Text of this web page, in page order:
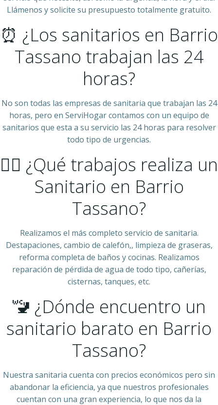
Llámenos y solicite su presupuesto totalmente gratuito.
⏰ ¿Los sanitarios en Barrio
Tassano trabajan las 24
horas?
No son todas las empresas de sanitaria que trabajan las 24
horas, pero en ServiHogar contamos con un equipo de
sanitarios que esta a su servicio las 24 horas para resolver
todo tipo de urgencias.
👷‍♂️ ¿Qué trabajos realiza un
Sanitario en Barrio
Tassano?
Realizamos el más completo servicio de sanitaria.
Destapaciones, cambio de calefón,, limpieza de graseras,
reforma completa de baños y cocinas. Realizamos
reparación de pérdida de agua de todo tipo, cañerías,
cisternas, tanques, etc.
🚾 ¿Dónde encuentro un
sanitario barato en Barrio
Tassano?
Nuestra sanitaria cuenta con precios económicos pero sin
abandonar la eficiencia, ya que nuestros profesionales
cuentan con una gran experiencia, lo que nos da la